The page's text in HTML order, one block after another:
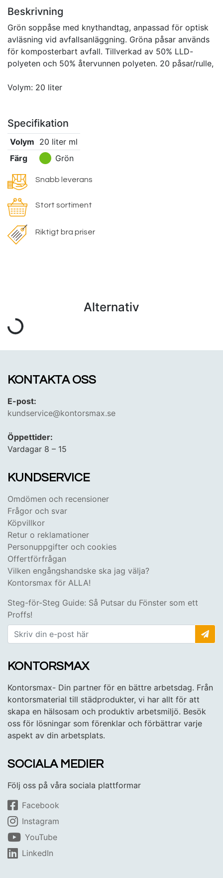
Beskrivning
Grön soppåse med knythandtag, anpassad för optisk
avläsning vid avfallsanläggning. Gröna påsar används
för komposterbart avfall. Tillverkad av 50% LLD-
polyeten och 50% återvunnen polyeten. 20 påsar/rulle,
Volym: 20 liter
Specifikation
Volym 20 liter ml
Färg
Grön
Snabb leverans
Stort sortiment
Riktigt bra priser
Alternativ
KONTAKTA OSS
E-post:
kundservice@kontorsmax.se
Öppettider:
Vardagar 8 – 15
KUNDSERVICE
Omdömen och recensioner
Frågor och svar
Köpvillkor
Retur o reklamationer
Personuppgifter och cookies
Offertförfrågan
Vilken engångshandske ska jag välja?
Kontorsmax för ALLA!
Steg-för-Steg Guide: Så Putsar du Fönster som ett
Proffs!
KONTORSMAX
Kontorsmax- Din partner för en bättre arbetsdag. Från
kontorsmaterial till städprodukter, vi har allt för att
skapa en hälsosam och produktiv arbetsmiljö. Besök
oss för lösningar som förenklar och förbättrar varje
aspekt av din arbetsplats.
SOCIALA MEDIER
Följ oss på våra sociala plattformar
Facebook
Instagram
YouTube
LinkedIn